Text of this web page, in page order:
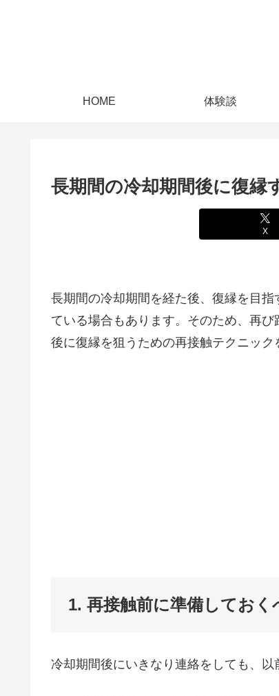
HOME 体験談
長期間の冷却期間後に復縁
X
長期間の冷却期間を経た後、復縁を目指
ている場合もあります。そのため、再
後に復縁を狙うための再接触テクニック
1. 再接触前に準備しておく
冷却期間後にいきなり連絡をしても、